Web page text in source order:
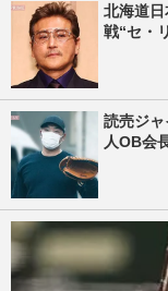
北海道
戦“セ・
読売ジ
人OB会